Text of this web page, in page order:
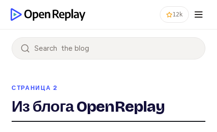
12k
Search
СТРАНИЦА 2
Из блога OpenReplay